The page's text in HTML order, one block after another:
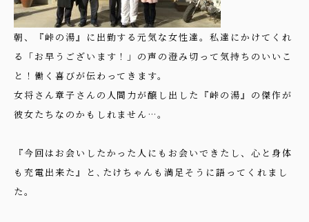
朝、『峠の湯』に出勤する元気な女性達。私達にかけてくれ
る「お早うございます！」の声の澄み切って気持ちのいいこ
と！働く喜びが伝わってきます。
女将さん章子さんの人間力が醸し出した『峠の湯』の傑作が
彼女たちなのかもしれません…。
『今回はお会いしたかった人にもお会いできたし、心と身体
も充電出来た』と､たけちゃんも満足そうに語ってくれまし
た。